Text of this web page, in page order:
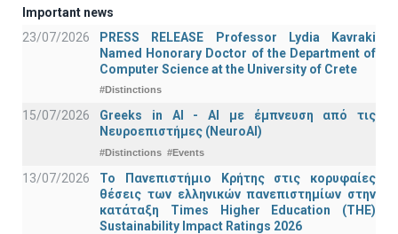
Important news
23/07/2026
PRESS RELEASE Professor Lydia Kavraki
Named Honorary Doctor of the Department of
Computer Science at the University of Crete
#Distinctions
15/07/2026
Greeks in AI - ΑΙ με έμπνευση από τις
Νευροεπιστήμες (NeuroAI)
#Distinctions #Events
13/07/2026
Το Πανεπιστήμιο Κρήτης στις κορυφαίες
θέσεις των ελληνικών πανεπιστημίων στην
κατάταξη Times Higher Education (ΤΗΕ)
Sustainability Impact Ratings 2026